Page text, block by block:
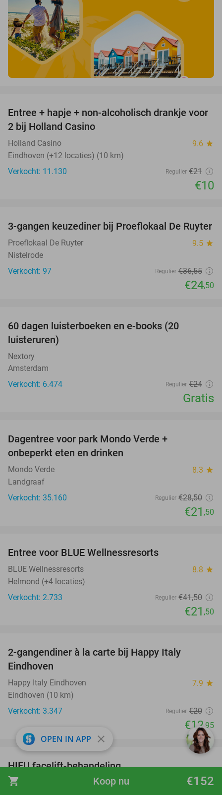
shopping_cart €152
Koop nu
52%
Entree + hapje + non-alcoholisch drankje voor
2 bij Holland Casino
Holland Casino 9.6 star
Eindhoven (+12 locaties) (10 km)
Verkocht: 11.130
Regulier €21
€10
33%
3-gangen keuzediner bij Proeflokaal De Ruyter
Proeflokaal De Ruyter 9.5 star
Nistelrode
Verkocht: 97
Regulier €36,55
€24,50
60 dagen luisterboeken en e-books (20
luisteruren)
Nextory
Amsterdam
Verkocht: 6.474
Regulier €24
Gratis
Dagentree voor park Mondo Verde +
onbeperkt eten en drinken
Mondo Verde 8.3 star
Landgraaf
Verkocht: 35.160
Regulier €28,50
€21 ,50
Entree voor BLUE Wellnessresorts
BLUE Wellnessresorts 8.8 star
Helmond (+4 locaties)
Verkocht: 2.733
Regulier €41,50
€21 ,50
2-gangendiner à la carte bij Happy Italy
Eindhoven
Happy Italy Eindhoven 7.9 star
Eindhoven (10 km)
Verkocht: 3.347
Regulier €20
€12,95
68%
favorite_border
HIFU facelift-behandeling
Beautysalon Godly 10.0star
OPEN IN APP close